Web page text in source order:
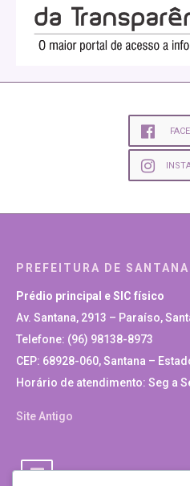
PREFEITURA DE
Prédio principal e SIC físico
Av. Santana, 2913 – Paraíso,
Telefone: (96) 98138-8973
CEP: 68928-060, Santana –
Horário de atendimento: Seg a
Site Antigo